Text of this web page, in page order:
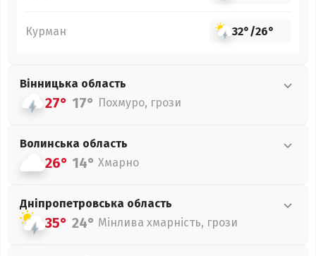
Курман 32°/26°
Вінницька область
27° 17° Похмуро, грози
Волинська область
26° 14° Хмарно
Дніпропетровська область
35° 24° Мінлива хмарність, грози